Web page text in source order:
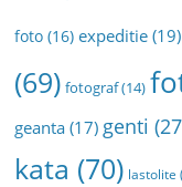
foto (16) expeditie (19)
(69) fotograf(14)
geanta (17) genti
kata (70) lastolite